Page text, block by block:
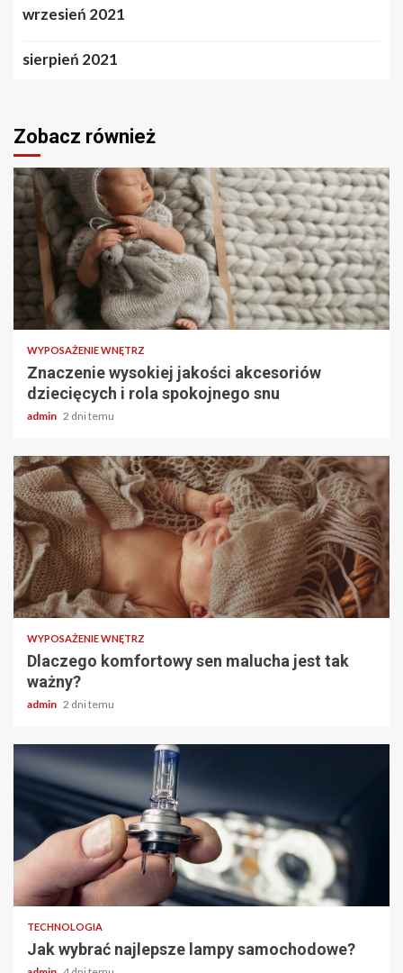
wrzesień 2021
sierpień 2021
Zobacz również
2 min odczytu
WYPOSAŻENIE WNĘTRZ
Znaczenie wysokiej jakości akcesoriów
dziecięcych i rola spokojnego snu
admin 2 dni temu
3 min odczytu
WYPOSAŻENIE WNĘTRZ
Dlaczego komfortowy sen malucha jest tak
ważny?
admin 2 dni temu
2 min odczytu
TECHNOLOGIA
Jak wybrać najlepsze lampy samochodowe?